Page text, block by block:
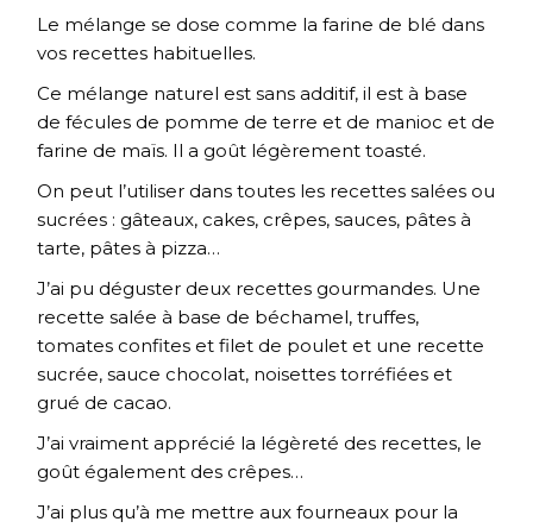
Le mélange se dose comme la farine de blé dans
vos recettes habituelles.
Ce mélange naturel est sans additif, il est à base
de fécules de pomme de terre et de manioc et de
farine de maïs. Il a goût légèrement toasté.
On peut l’utiliser dans toutes les recettes salées ou
sucrées : gâteaux, cakes, crêpes, sauces, pâtes à
tarte, pâtes à pizza…
J’ai pu déguster deux recettes gourmandes. Une
recette salée à base de béchamel, truffes,
tomates confites et filet de poulet et une recette
sucrée, sauce chocolat, noisettes torréfiées et
grué de cacao.
J’ai vraiment apprécié la légèreté des recettes, le
goût également des crêpes…
J’ai plus qu’à me mettre aux fourneaux pour la